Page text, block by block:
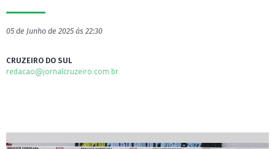
05 de Junho de 2025 às 22:30
CRUZEIRO DO SUL
redacao@jornalcruzeiro.com.br